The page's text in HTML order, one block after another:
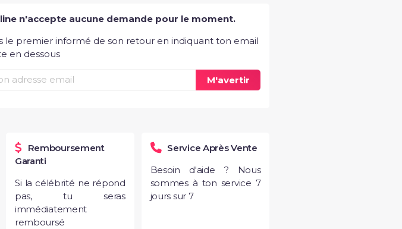
n'accepte aucune demande pour le moment.
le premier informé de son retour en indiquant ton email
en dessous
M'avertir
Remboursement
Garanti
Si la célébrité ne répond
pas, tu seras
immédiatement
remboursé
Service Après Vente
Besoin d'aide ? Nous
sommes à ton service 7
jours sur 7